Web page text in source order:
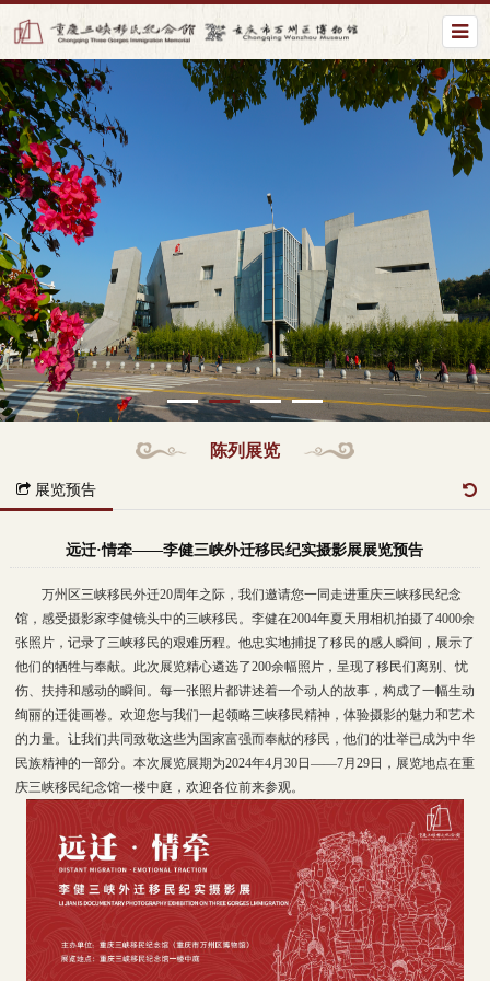
陈列展览
展览预告
远迁·情牵——李健三峡外迁移民纪实摄影展展览预告
万州区三峡移民外迁20周年之际，我们邀请您一同走进重庆三峡移民纪念
馆，感受摄影家李健镜头中的三峡移民。李健在2004年夏天用相机拍摄了4000余
张照片，记录了三峡移民的艰难历程。他忠实地捕捉了移民的感人瞬间，展示了
他们的牺牲与奉献。此次展览精心遴选了200余幅照片，呈现了移民们离别、忧
伤、扶持和感动的瞬间。每一张照片都讲述着一个动人的故事，构成了一幅生动
绚丽的迁徙画卷。欢迎您与我们一起领略三峡移民精神，体验摄影的魅力和艺术
的力量。让我们共同致敬这些为国家富强而奉献的移民，他们的壮举已成为中华
民族精神的一部分。本次展览展期为2024年4月30日——7月29日，展览地点在重
庆三峡移民纪念馆一楼中庭，欢迎各位前来参观。